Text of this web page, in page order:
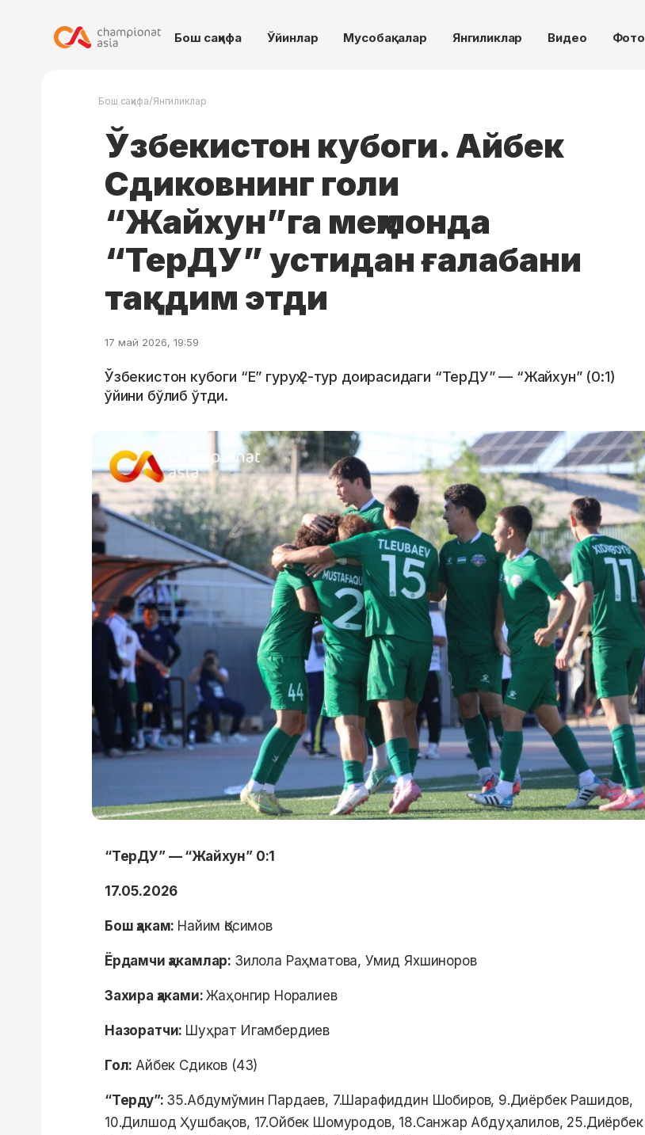
Бош саҳифа Ўйинлар Мусобақалар Янгиликлар Видео Фото
Бош саҳифа/Янгиликлар
Ўзбекистон кубоги. Айбек
Сдиковнинг голи
“Жайхун”га меҳмонда
“ТерДУ” устидан ғалабани
тақдим этди
17 май 2026, 19:59
Ўзбекистон кубоги “E” гуруҳ 2-тур доирасидаги “ТерДУ” — “Жайхун” (0:1)
ўйини бўлиб ўтди.
“ТерДУ” — “Жайхун” 0:1
17.05.2026
Бош ҳакам: Найим Қосимов
Ёрдамчи ҳакамлар: Зилола Раҳматова, Умид Яхшиноров
Захира ҳаками:Жаҳонгир Норалиев
Назоратчи: Шуҳрат Игамбердиев
Гол: Айбек Сдиков (43)
“Терду”: 35.Абдумўмин Пардаев, 7.Шарафиддин Шобиров, 9.Диёрбек Рашидов,
10.Дилшод Ҳушбақов, 17.Ойбек Шомуродов, 18.Санжар Абдуҳалилов, 25.Диёрбек